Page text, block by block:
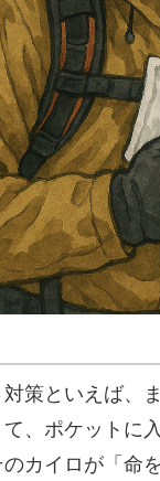
策といえば、
て、ポケットに
のカイロが「命